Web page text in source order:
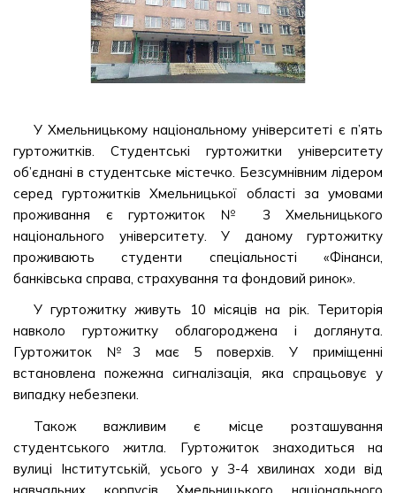
У Хмельницькому національному університеті є п’ять
гуртожитків. Студентські гуртожитки університету
об’єднані в студентське містечко. Безсумнівним лідером
серед гуртожитків Хмельницької області за умовами
проживання є гуртожиток № 3 Хмельницького
національного університету. У даному гуртожитку
проживають студенти спеціальності «Фінанси,
банківська справа, страхування та фондовий ринок».
У гуртожитку живуть 10 місяців на рік. Територія
навколо гуртожитку облагороджена і доглянута.
Гуртожиток №3 має 5 поверхів. У приміщенні
встановлена пожежна сигналізація, яка спрацьовує у
випадку небезпеки.
Також важливим є місце розташування
студентського житла. Гуртожиток знаходиться на
вулиці Інститутській, усього у 3-4 хвилинах ходи від
навчальних корпусів Хмельницького національного